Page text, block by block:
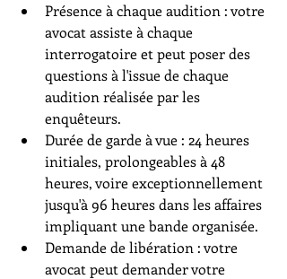
Présence à chaque audition : votre
avocat assiste à chaque
interrogatoire et peut poser des
questions à l'issue de chaque
audition réalisée par les
enquêteurs.
Durée de garde à vue : 24 heures
initiales, prolongeables à 48
heures, voire exceptionnellement
jusqu'à 96 heures dans les affaires
impliquant une bande organisée.
Demande de libération : votre
avocat peut demander votre